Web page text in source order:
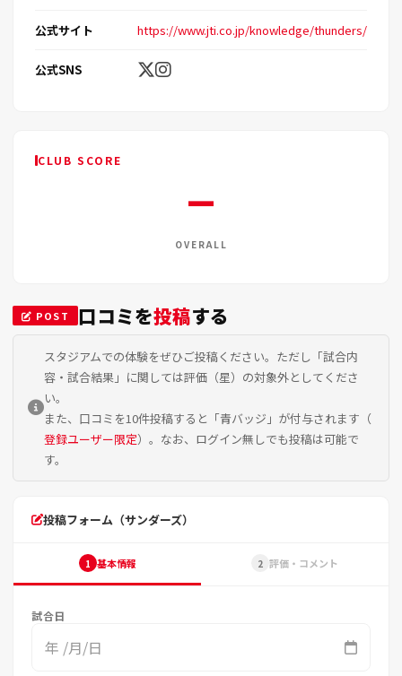
公式サイト https://www.jti.co.jp/knowledge/thunders/
公式SNS
CLUB SCORE
—
OVERALL
POST 口コミを投稿する
スタジアムでの体験をぜひご投稿ください。ただし「試合内
容・試合結果」に関しては評価（星）の対象外としてくださ
い。
また、口コミを10件投稿すると「青バッジ」が付与されます（
登録ユーザー限定）。なお、ログイン無しでも投稿は可能で
す。
投稿フォーム（サンダーズ）
1 基本情報 2 評価・コメント
試合日
年 /月/日